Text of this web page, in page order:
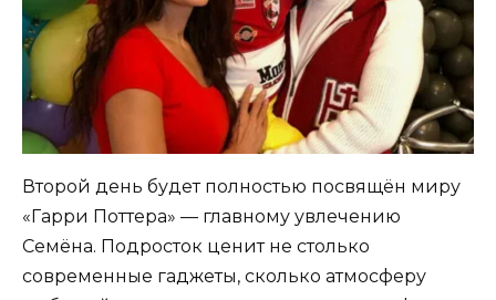
Второй день будет полностью посвящён миру
«Гарри Поттера» — главному увлечению
Семёна. Подросток ценит не столько
современные гаджеты, сколько атмосферу